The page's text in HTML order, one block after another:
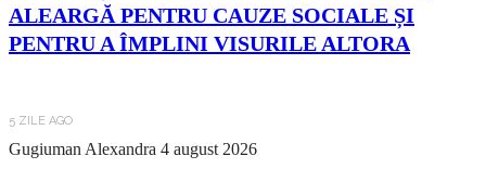
ALEARGĂ PENTRU CAUZE SOCIALE ȘI
PENTRU A ÎMPLINI VISURILE ALTORA
5 ZILE AGO
Gugiuman Alexandra 4 august 2026